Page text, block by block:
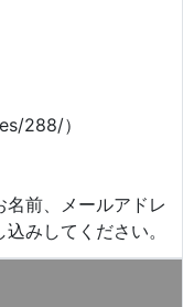
288/）
名前、メールアドレ
みしてください。